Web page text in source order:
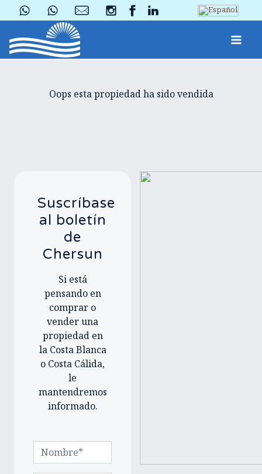
Oops esta propiedad ha sido vendida
Suscríbase
al boletín
de
Chersun
Si está
pensando en
comprar o
vender una
propiedad en
la Costa Blanca
o Costa Cálida,
le
mantendremos
informado.